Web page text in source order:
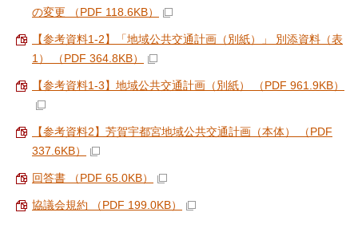
の変更 （PDF 118.6KB）
【参考資料1-2】「地域公共交通計画（別紙）」 別添資料（表
1） （PDF 364.8KB）
【参考資料1-3】地域公共交通計画（別紙） （PDF 961.9KB）
【参考資料2】芳賀宇都宮地域公共交通計画（本体） （PDF
337.6KB）
回答書 （PDF 65.0KB）
協議会規約 （PDF 199.0KB）